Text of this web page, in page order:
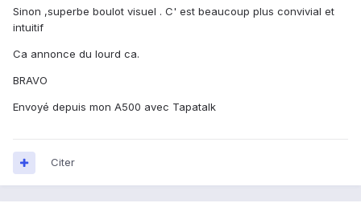
Sinon ,superbe boulot visuel . C' est beaucoup plus convivial et
intuitif
Ca annonce du lourd ca.
BRAVO
Envoyé depuis mon A500 avec Tapatalk
Citer